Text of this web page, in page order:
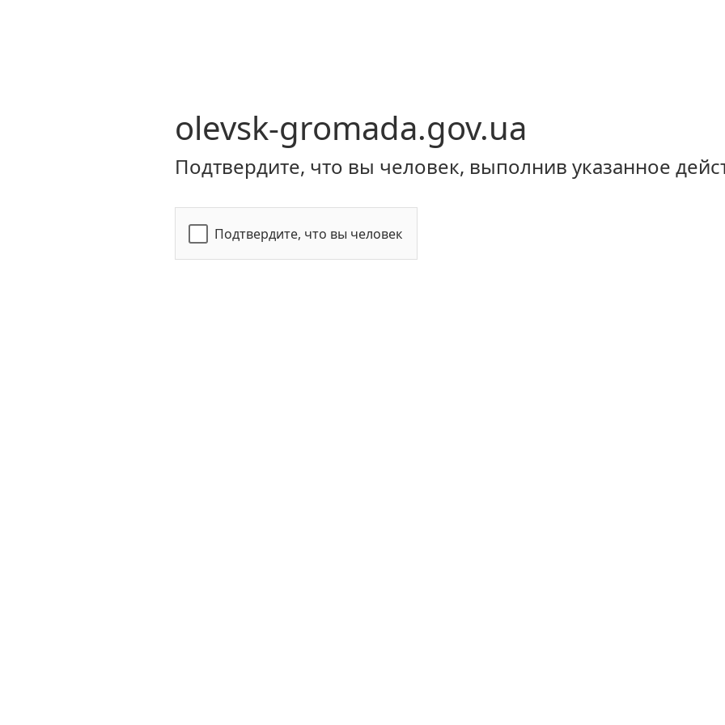
olevsk-gromada.gov.ua
Подтвердите, что вы человек, выполнив указанное
Подтвердите, что вы человек